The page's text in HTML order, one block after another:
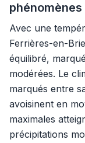
Avec une
Ferrières-en-
équilibré,
modérées. Le
marqués entre
avoisinent en
maximales
précipitations